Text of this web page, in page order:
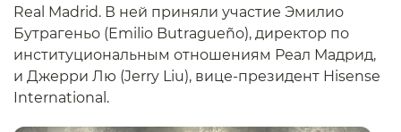
Real Madrid. В ней приняли участие Эмилио
Бутрагеньо (Emilio Butragueño), директор по
институциональным отношениям Реал Мадрид,
и Джерри Лю (Jerry Liu), вице-президент Hisense
International.